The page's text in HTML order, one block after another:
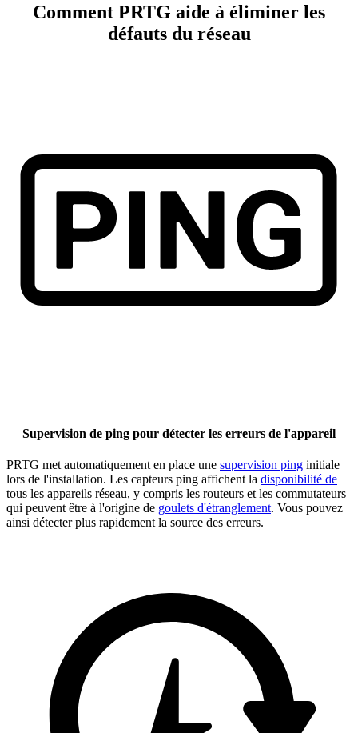
Comment PRTG aide à éliminer les
défauts du réseau
Supervision de ping pour détecter les erreurs de l'appareil
PRTG met automatiquement en place une supervision ping initiale
lors de l'installation. Les capteurs ping affichent la disponibilité de
tous les appareils réseau, y compris les routeurs et les commutateurs
qui peuvent être à l'origine de goulets d'étranglement. Vous pouvez
ainsi détecter plus rapidement la source des erreurs.